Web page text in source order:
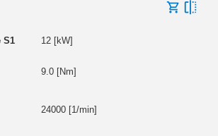
12 [kW]
9.0 [Nm]
24000 [1/min]